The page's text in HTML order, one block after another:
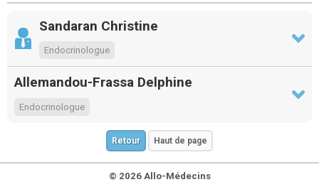
Sandaran Christine
Endocrinologue
Allemandou-Frassa Delphine
Endocrinologue
Retour Haut de page
© 2026 Allo-Médecins